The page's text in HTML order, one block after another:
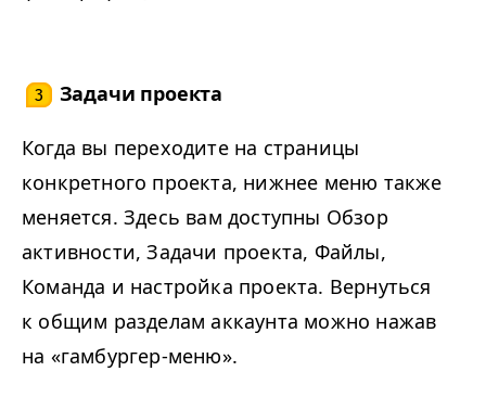
3 Задачи проекта
Когда вы переходите на страницы
конкретного проекта, нижнее меню также
меняется. Здесь вам доступны Обзор
активности, Задачи проекта, Файлы,
Команда и настройка проекта. Вернуться
к общим разделам аккаунта можно нажав
на «гамбургер-меню».